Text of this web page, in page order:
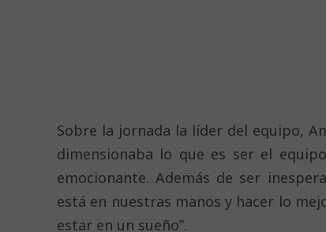
Sobre la jornada la líder del equipo,
dimensionaba lo que es ser el
emocionante. Además de ser
está en nuestras manos y hacer lo
estar en un sueño”.